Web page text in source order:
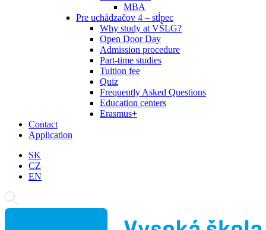
MBA
Pre uchádzačov 4 – stĺpec
Why study at VŠLG?
Open Door Day
Admission procedure
Part-time studies
Tuition fee
Quiz
Frequently Asked Questions
Education centers
Erasmus+
Contact
Application
SK
CZ
EN